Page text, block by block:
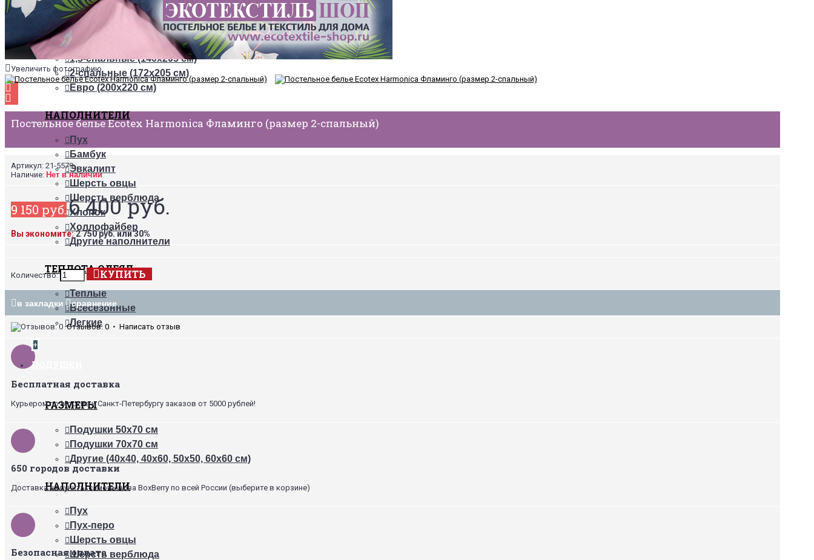
РАЗМЕРЫ
1,5-спальные (140х205 см)
2-спальные (172х205 см)
Евро (200х220 см)
НАПОЛНИТЕЛИ
Пух
Бамбук
Эвкалипт
Шерсть овцы
Шерсть верблюда
Хлопок
Холлофайбер
Другие наполнители
ТЕПЛОТА ОДЕЯЛ
Теплые
Всесезонные
Легкие
+
ПОДУШКИ
РАЗМЕРЫ
Подушки 50х70 см
Подушки 70х70 см
Другие (40х40, 40х60, 50х50, 60х60 см)
НАПОЛНИТЕЛИ
Пух
Пух-перо
Шерсть овцы
Шерсть верблюда
Увеличить фотографию
Постельное белье Ecotex Harmonica Фламинго (размер 2-спальный)
Артикул: 21-5579
Наличие: Нет в наличии
9 150 руб.6 400 руб.
Вы экономите:2 750 руб. или 30%
Количество: КУПИТЬ
в закладки сравнение
Отзывов: 0 • Написать отзыв
Бесплатная доставка
Курьером по Москве и Санкт-Петербургу заказов от 5000 рублей!
650 городов доставки
Доставка на пункты самовывоза BoxBerry по всей России (выберите в корзине)
Безопасная оплата